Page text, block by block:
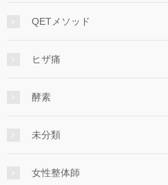
QETメソッド
ヒザ痛
酵素
未分類
女性整体師